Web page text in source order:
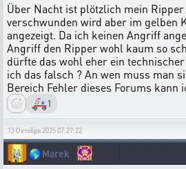
Über Nacht ist plötzlich mein Ripper
verschwunden wird aber im gelben
angezeigt. Da ich keinen Angriff
Angriff den Ripper wohl kaum so
dürfte das wohl eher ein
ich das falsch ? An wen muss man
Bereich Fehler dieses Forums kann
🚑1
13 Октября 2025 07:27:22
🌎Marek